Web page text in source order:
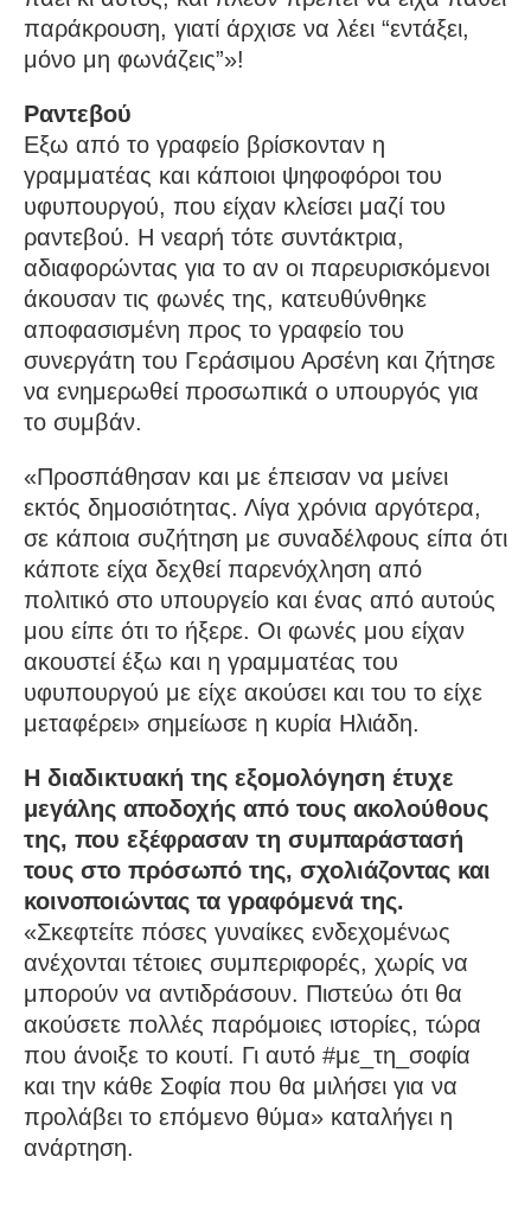
παράκρουση, γιατί άρχισε να λέει “εντάξει,
μόνο μη φωνάζεις”»!
Ραντεβού
Εξω από το γραφείο βρίσκονταν η
γραμματέας και κάποιοι ψηφοφόροι του
υφυπουργού, που είχαν κλείσει μαζί του
ραντεβού. Η νεαρή τότε συντάκτρια,
αδιαφορώντας για το αν οι παρευρισκόμενοι
άκουσαν τις φωνές της, κατευθύνθηκε
αποφασισμένη προς το γραφείο του
συνεργάτη του Γεράσιμου Αρσένη και ζήτησε
να ενημερωθεί προσωπικά ο υπουργός για
το συμβάν.
«Προσπάθησαν και με έπεισαν να μείνει
εκτός δημοσιότητας. Λίγα χρόνια αργότερα,
σε κάποια συζήτηση με συναδέλφους είπα ότι
κάποτε είχα δεχθεί παρενόχληση από
πολιτικό στο υπουργείο και ένας από αυτούς
μου είπε ότι το ήξερε. Οι φωνές μου είχαν
ακουστεί έξω και η γραμματέας του
υφυπουργού με είχε ακούσει και του το είχε
μεταφέρει» σημείωσε η κυρία Ηλιάδη.
Η διαδικτυακή της εξομολόγηση έτυχε
μεγάλης αποδοχής από τους ακολούθους
της, που εξέφρασαν τη συμπαράστασή
τους στο πρόσωπό της, σχολιάζοντας και
κοινοποιώντας τα γραφόμενά της.
«Σκεφτείτε πόσες γυναίκες ενδεχομένως
ανέχονται τέτοιες συμπεριφορές, χωρίς να
μπορούν να αντιδράσουν. Πιστεύω ότι θα
ακούσετε πολλές παρόμοιες ιστορίες, τώρα
που άνοιξε το κουτί. Γι αυτό #με_τη_σοφία
και την κάθε Σοφία που θα μιλήσει για να
προλάβει το επόμενο θύμα» καταλήγει η
ανάρτηση.